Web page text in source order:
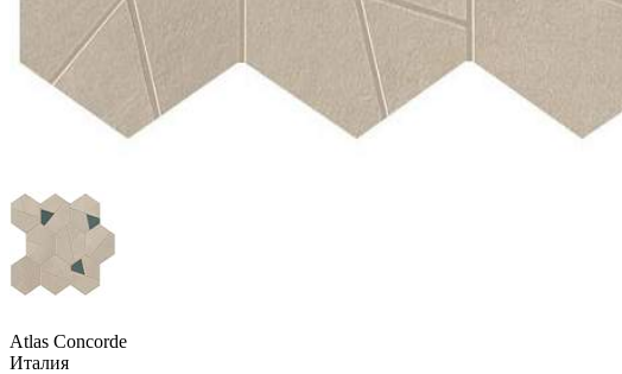
Atlas Concorde
Италия